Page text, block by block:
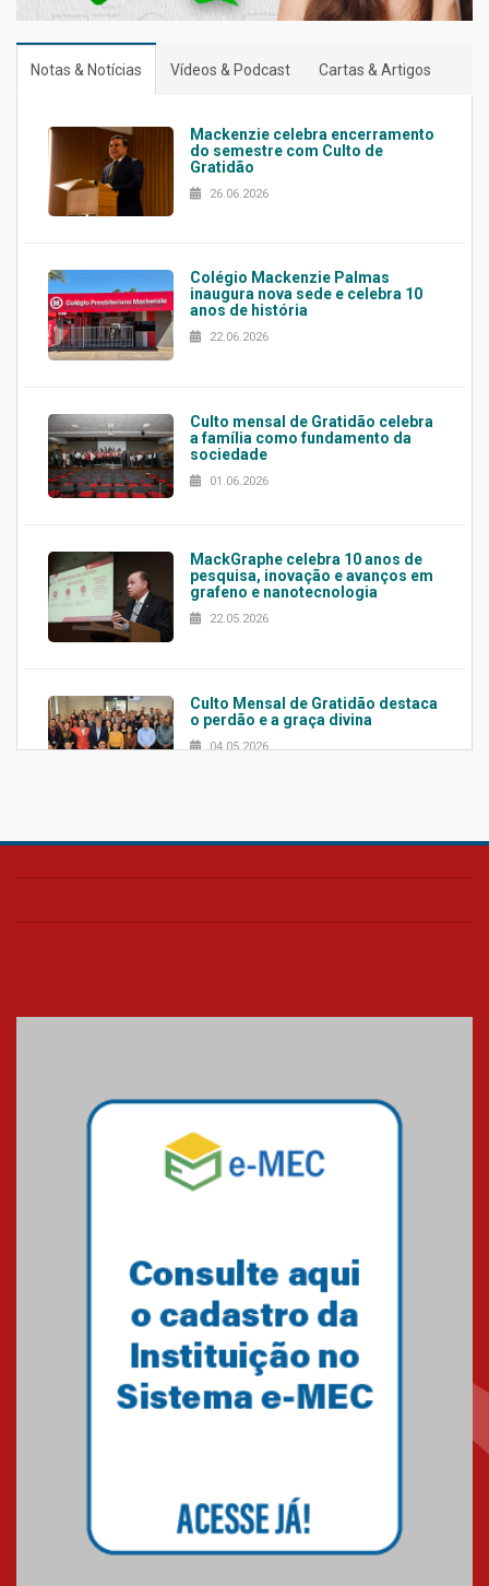
Notas & Notícias Vídeos & Podcast Cartas & Artigos
Mackenzie celebra encerramento
do semestre com Culto de
Gratidão
26.06.2026
Colégio Mackenzie Palmas
inaugura nova sede e celebra 10
anos de história
22.06.2026
Culto mensal de Gratidão celebra
a família como fundamento da
sociedade
01.06.2026
MackGraphe celebra 10 anos de
pesquisa, inovação e avanços em
grafeno e nanotecnologia
22.05.2026
Culto Mensal de Gratidão destaca
o perdão e a graça divina
04.05.2026
Confira como foi o culto mensal
Mackenzie mobiliza campanha
solidária para apoiar famílias em
Minas Gerais
Primeiro culto do ano ressalta o
27.02.2026